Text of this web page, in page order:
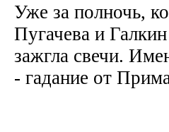
Уже за полночь,
Пугачева и
зажгла свечи.
- гадание от